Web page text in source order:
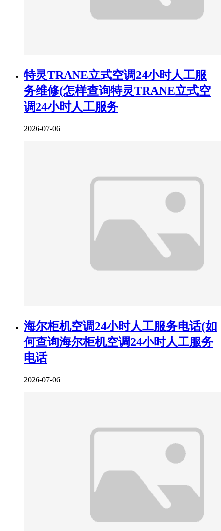
特灵TRANE立式空调24小时人工服
务维修(怎样查询特灵TRANE立式空
调24小时人工服务
2026-07-06
海尔柜机空调24小时人工服务电话(如
何查询海尔柜机空调24小时人工服务
电话
2026-07-06